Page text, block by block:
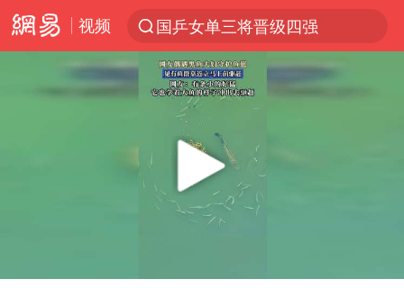
视频
国乒女单三将晋级四强
光影经济撬动暑期消费新蓝海
陈思诚零点晒照为佟丽娅庆生
《欢迎来龙餐馆》口碑
Play